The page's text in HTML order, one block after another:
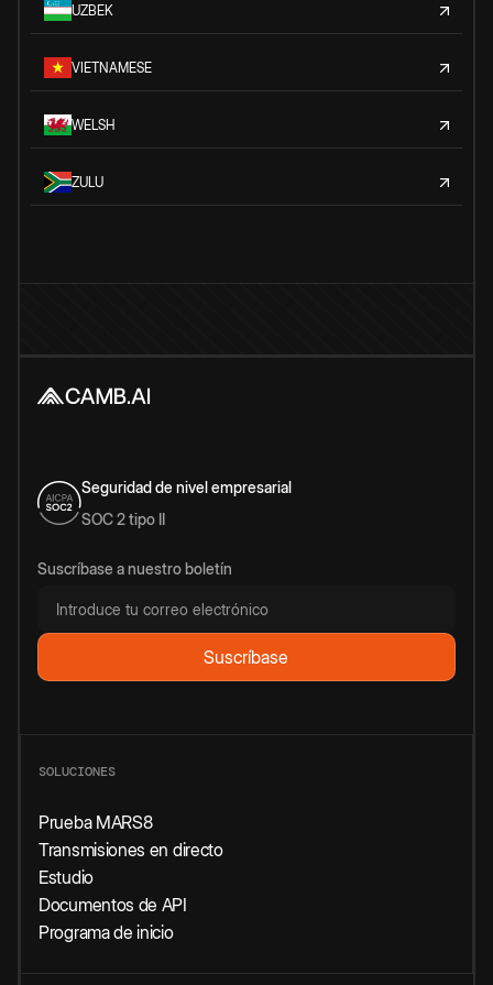
UZBEK
VIETNAMESE
WELSH
ZULU
Seguridad de nivel empresarial
SOC 2 tipo II
Suscríbase a nuestro boletín
SOLUCIONES
Prueba MARS8
Transmisiones en directo
Estudio
Documentos de API
Programa de inicio